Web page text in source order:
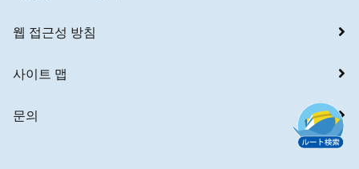
웹 접근성 방침
사이트 맵
문의